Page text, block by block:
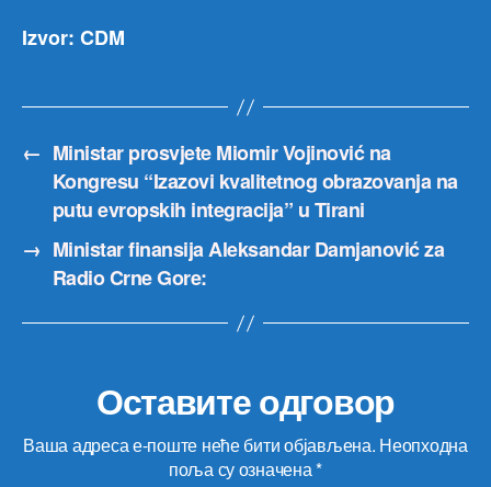
Izvor: CDM
← Ministar prosvjete Miomir Vojinović na
Kongresu “Izazovi kvalitetnog obrazovanja na
putu evropskih integracija” u Tirani
→ Ministar finansija Aleksandar Damjanović za
Radio Crne Gore:
Оставите одговор
Ваша адреса е-поште неће бити објављена. Неопходна
поља су означена*